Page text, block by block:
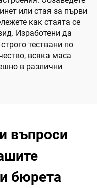
или стая за първи
как стаята се
Изработени да
тествани по
всяка маса
в различни
въпроси
бюрета